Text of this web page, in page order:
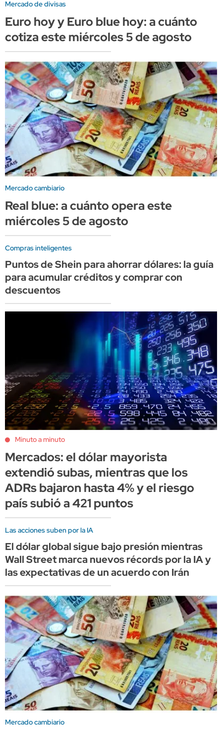
Mercado de divisas
Euro hoy y Euro blue hoy: a cuánto
cotiza este miércoles 5 de agosto
Mercado cambiario
Real blue: a cuánto opera este
miércoles 5 de agosto
Compras inteligentes
Puntos de Shein para ahorrar dólares: la guía
para acumular créditos y comprar con
descuentos
Minuto a minuto
Mercados: el dólar mayorista
extendió subas, mientras que los
ADRs bajaron hasta 4% y el riesgo
país subió a 421 puntos
Las acciones suben por la IA
El dólar global sigue bajo presión mientras
Wall Street marca nuevos récords por la IA y
las expectativas de un acuerdo con Irán
Mercado cambiario